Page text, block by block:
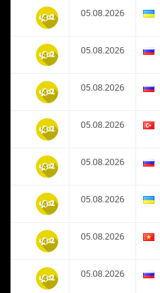
05.08.2026
05.08.2026
05.08.2026
05.08.2026
05.08.2026
05.08.2026
05.08.2026
05.08.2026